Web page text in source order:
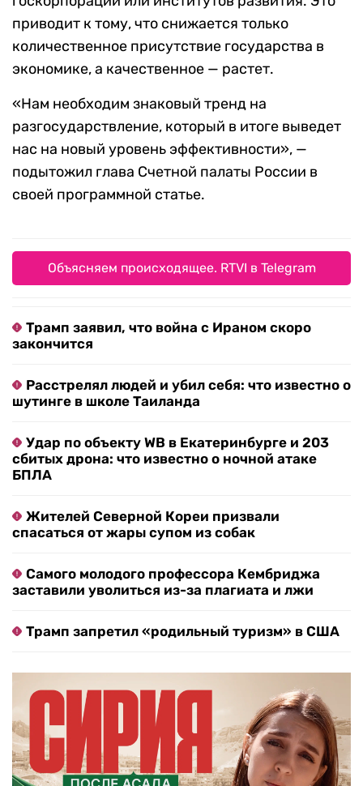
приводит к тому, что снижается только
количественное присутствие государства в
экономике, а качественное — растет.
«Нам необходим знаковый тренд на
разгосударствление, который в итоге выведет
нас на новый уровень эффективности», —
подытожил глава Счетной палаты России в
своей программной статье.
Объясняем происходящее. RTVI в Telegram
Трамп заявил, что война с Ираном скоро
закончится
Расстрелял людей и убил себя: что известно о
шутинге в школе Таиланда
Удар по объекту WB в Екатеринбурге и 203
сбитых дрона: что известно о ночной атаке
БПЛА
Жителей Северной Кореи призвали
спасаться от жары супом из собак
Самого молодого профессора Кембриджа
заставили уволиться из-за плагиата и лжи
Трамп запретил «родильный туризм» в США